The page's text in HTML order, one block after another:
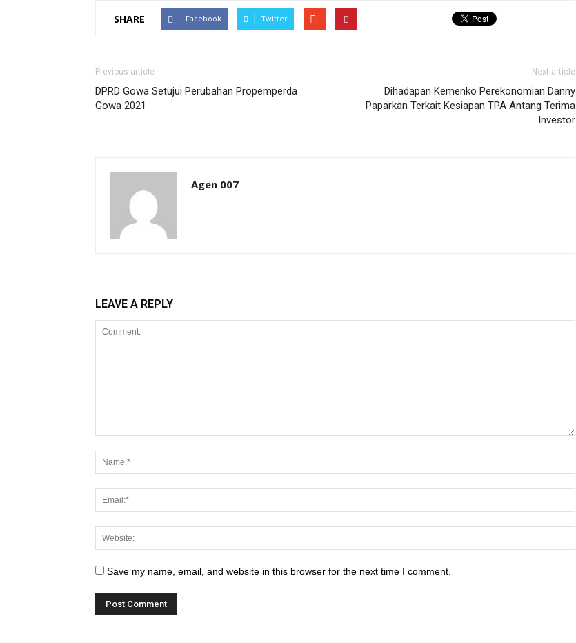
SHARE Facebook Twitter
Previous article
DPRD Gowa Setujui Perubahan Propemperda
Gowa 2021
Next article
Dihadapan Kemenko Perekonomian Danny
Paparkan Terkait Kesiapan TPA Antang Terima
Investor
Agen 007
LEAVE A REPLY
Save my name, email, and website in this browser for the next time I comment.